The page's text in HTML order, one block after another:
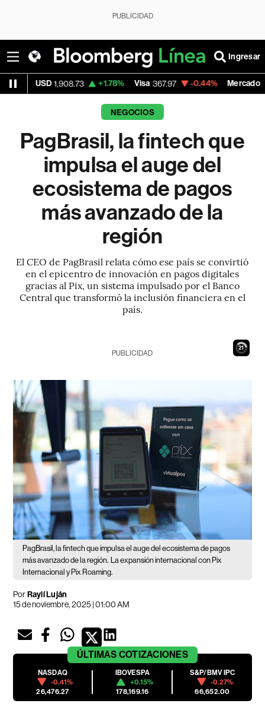
PUBLICIDAD
Ingresar
+1.78% Visa 367.97 -0.44% MercadoLibre 1,916.71
NEGOCIOS
PagBrasil, la fintech que
impulsa el auge del
ecosistema de pagos
más avanzado de la
región
El CEO de PagBrasil relata cómo ese país se convirtió
en el epicentro de innovación en pagos digitales
gracias al Pix, un sistema impulsado por el Banco
Central que transformó la inclusión financiera en el
país.
19
PUBLICIDAD
PagBrasil, la fintech que impulsa el auge del ecosistema de pagos
más avanzado de la región.
La expansión internacional con Pix
Internacional y Pix Roaming.
PorRaylí Luján
15 de noviembre, 2025 | 01:00 AM
ÚLTIMAS COTIZACIONES
NASDAQ
-0.41%
26,476.27
IBOVESPA
+0.15%
178,169.16
S&P/BMV IPC
-0.27%
66,652.00